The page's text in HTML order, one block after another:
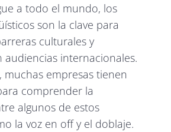
a todo el mundo, los
son la clave para
culturales y
audiencias internacionales.
muchas empresas tienen
comprender la
algunos de estos
la voz en off y el doblaje.